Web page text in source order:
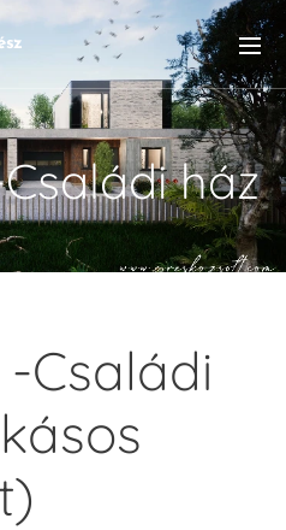
ház
Családi